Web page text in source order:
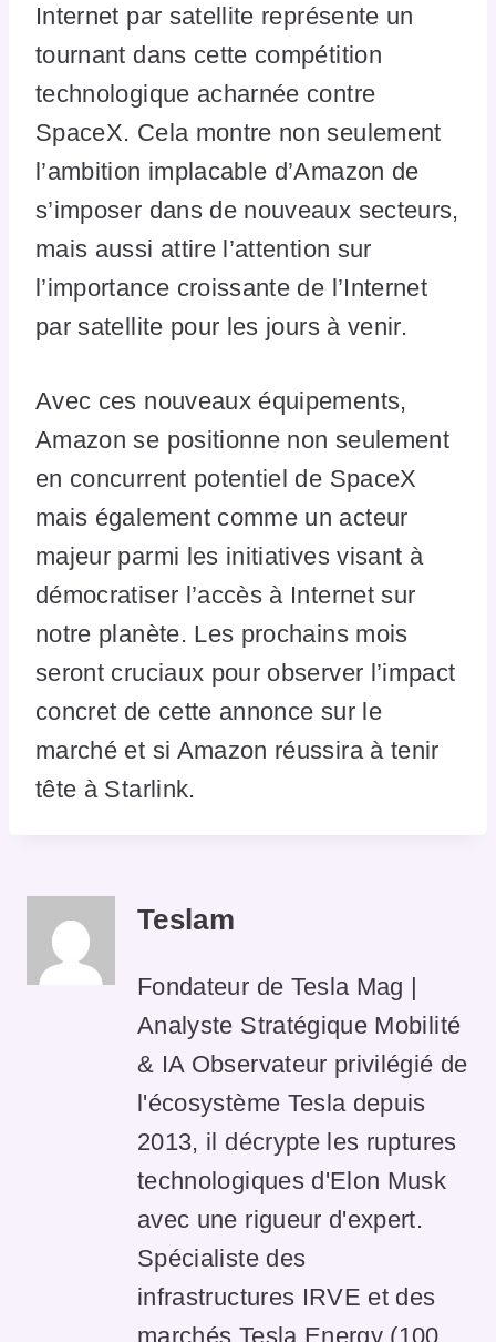
Internet par satellite représente un
tournant dans cette compétition
technologique acharnée contre
SpaceX. Cela montre non seulement
l’ambition implacable d’Amazon de
s’imposer dans de nouveaux secteurs,
mais aussi attire l’attention sur
l’importance croissante de l’Internet
par satellite pour les jours à venir.
Avec ces nouveaux équipements,
Amazon se positionne non seulement
en concurrent potentiel de SpaceX
mais également comme un acteur
majeur parmi les initiatives visant à
démocratiser l’accès à Internet sur
notre planète. Les prochains mois
seront cruciaux pour observer l’impact
concret de cette annonce sur le
marché et si Amazon réussira à tenir
tête à Starlink.
Teslam
Fondateur de Tesla Mag |
Analyste Stratégique Mobilité
& IA Observateur privilégié de
l'écosystème Tesla depuis
2013, il décrypte les ruptures
technologiques d'Elon Musk
avec une rigueur d'expert.
Spécialiste des
infrastructures IRVE et des
marchés Tesla Energy (100